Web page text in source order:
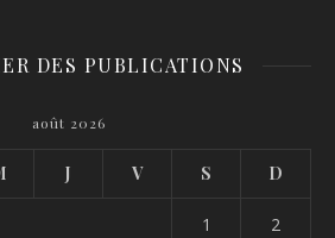
DES PUBLICATIONS
août 2026
J V S D
1 2